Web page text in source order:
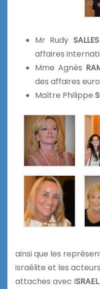
Mr Rudy SALLES
affaires
Mme Agnès
des affaires
Maître Philippe
ainsi que les
israélite et les
attaches avec ISRAEL.